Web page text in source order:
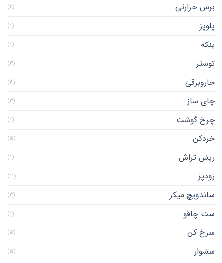
برس حرارتی (۲)
پلوپز (۱)
پنکه (۱)
توستر (۳)
جاروبرقی (۴)
چای ساز (۳)
چرخ گوشت (۱)
خردکن (۵)
ریش تراش (۱)
زودپز (۱۱)
ساندویچ میکر (۳)
ست چاقو (۱)
سرخ کن (۵)
سشوار (۵)